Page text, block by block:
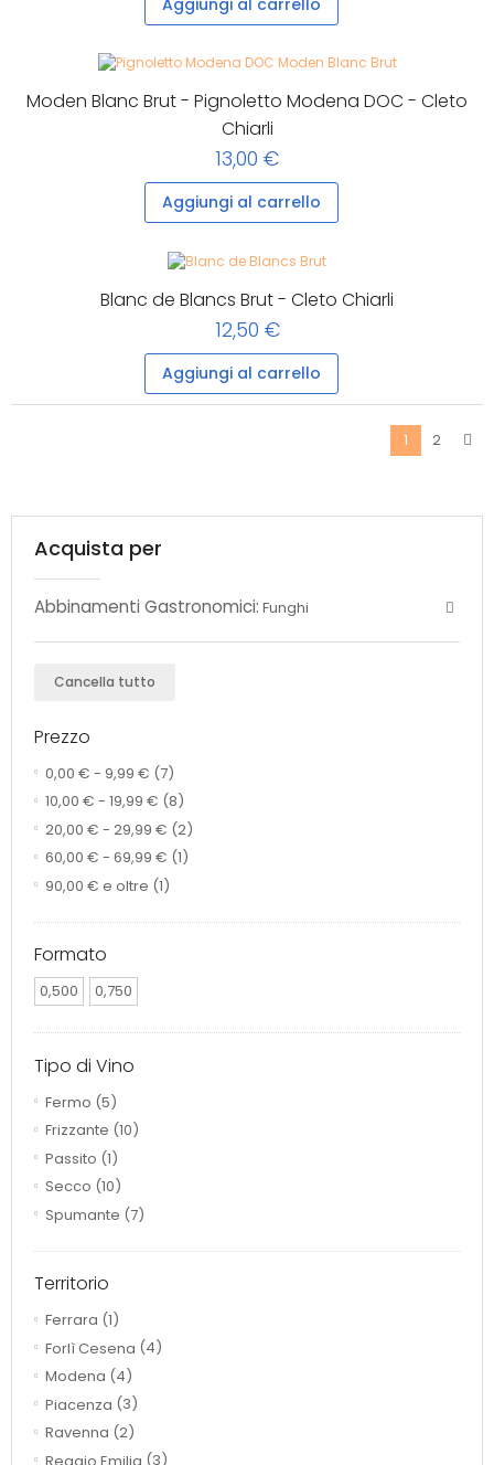
Moden Blanc Brut - Pignoletto Modena DOC - Cleto
Chiarli
13,00 €
Aggiungi al carrello
Blanc de Blancs Brut - Cleto Chiarli
12,50 €
Aggiungi al carrello
1 2
Acquista per
Abbinamenti Gastronomici: Funghi
Cancella tutto
Prezzo
0,00 € - 9,99 € (7)
10,00 € - 19,99 € (8)
20,00 € - 29,99 € (2)
60,00 € - 69,99 € (1)
90,00 € e oltre (1)
Formato
0,500 0,750
Tipo di Vino
Fermo (5)
Frizzante (10)
Passito (1)
Secco (10)
Spumante (7)
Territorio
Ferrara (1)
Forlì Cesena (4)
Modena (4)
Piacenza (3)
Ravenna (2)
Reggio Emilia (3)